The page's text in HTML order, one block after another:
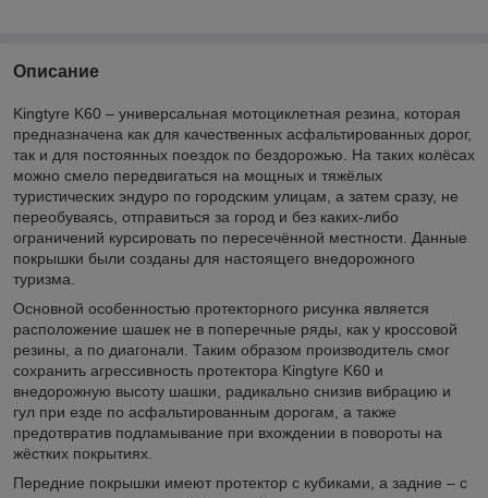
Описание
Kingtyre K60 – универсальная мотоциклетная резина, которая
предназначена как для качественных асфальтированных дорог,
так и для постоянных поездок по бездорожью. На таких колёсах
можно смело передвигаться на мощных и тяжёлых
туристических эндуро по городским улицам, а затем сразу, не
переобуваясь, отправиться за город и без каких-либо
ограничений курсировать по пересечённой местности. Данные
покрышки были созданы для настоящего внедорожного
туризма.
Основной особенностью протекторного рисунка является
расположение шашек не в поперечные ряды, как у кроссовой
резины, а по диагонали. Таким образом производитель смог
сохранить агрессивность протектора Kingtyre K60 и
внедорожную высоту шашки, радикально снизив вибрацию и
гул при езде по асфальтированным дорогам, а также
предотвратив подламывание при вхождении в повороты на
жёстких покрытиях.
Передние покрышки имеют протектор с кубиками, а задние – с